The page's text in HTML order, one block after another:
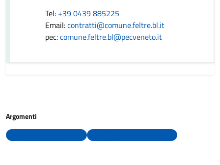
Tel: +39 0439 885225
Email:contratti@comune.feltre.bl.it
pec:comune.feltre.bl@pecveneto.it
Argomenti